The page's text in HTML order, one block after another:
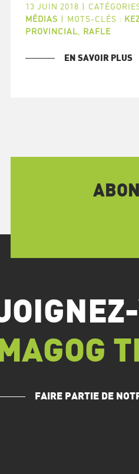
13 JUIN 2018 |
MÉDIAS | MOTS-CLÉS :
PROVINCIAL
RAFLE
EN SAVOIR PLUS
MAGOG
FAIRE PARTIE DE